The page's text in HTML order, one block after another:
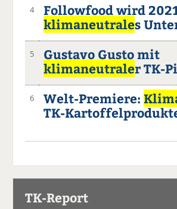
4
Followfood wird
klimaneutrales
5
Gustavo Gusto mit
klimaneutraler TK-
6 Welt-Premiere:
TK-
TK-Report